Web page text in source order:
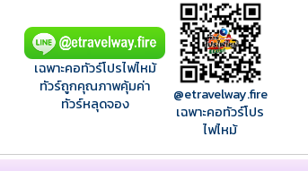
เฉพาะคอทัวร์โปรไฟไหม้
ทัวร์ถูกคุณภาพคุ้มค่า
ทัวร์หลุดจอง
@etravelway.fire
เฉพาะคอทัวร์โปร
ไฟไหม้